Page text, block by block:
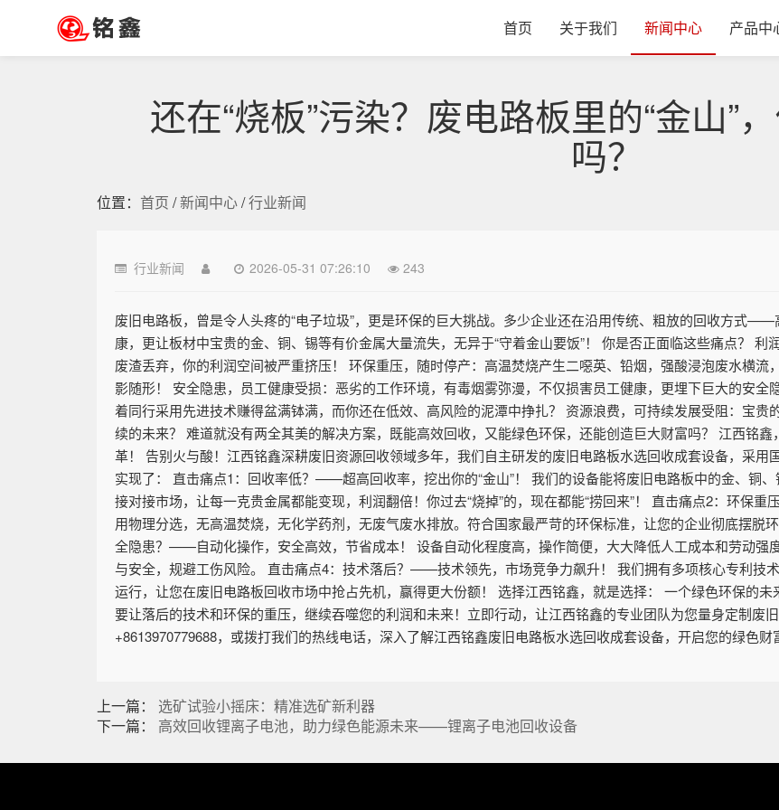
首页 关于我们 新闻中心 产品中
还在“烧板”污染？废电路板里的“金山”
吗？
位置： 首页 /新闻中心/行业新闻
行业新闻 2026-05-31 07:26:10 243
废旧电路板，曾是令人头疼的“电子垃圾”，更是环保的巨大挑战。多少企业还在沿用传统、粗放的回收方式
康，更让板材中宝贵的金、铜、锡等有价金属大量流失，无异于“守着金山要饭”！ 你是否正面临这些痛点？ 利
废渣丢弃，你的利润空间被严重挤压！ 环保重压，随时停产：高温焚烧产生二噁英、铅烟，强酸浸泡废水横
影随形！ 安全隐患，员工健康受损：恶劣的工作环境，有毒烟雾弥漫，不仅损害员工健康，更埋下巨大的安
着同行采用先进技术赚得盆满钵满，而你还在低效、高风险的泥潭中挣扎？ 资源浪费，可持续发展受阻：宝
续的未来？ 难道就没有两全其美的解决方案，既能高效回收，又能绿色环保，还能创造巨大财富吗？ 江西铭
革！ 告别火与酸！江西铭鑫深耕废旧资源回收领域多年，我们自主研发的废旧电路板水选回收成套设备，采
实现了： 直击痛点1：回收率低？——超高回收率，挖出你的“金山”！ 我们的设备能将废旧电路板中的金、铜
接对接市场，让每一克贵金属都能变现，利润翻倍！你过去“烧掉”的，现在都能“捞回来”！ 直击痛点2：环保
用物理分选，无高温焚烧，无化学药剂，无废气废水排放。符合国家最严苛的环保标准，让您的企业彻底摆脱
全隐患？——自动化操作，安全高效，节省成本！ 设备自动化程度高，操作简便，大大降低人工成本和劳动强
与安全，规避工伤风险。 直击痛点4：技术落后？——技术领先，市场竞争力飙升！ 我们拥有多项核心专利技
运行，让您在废旧电路板回收市场中抢占先机，赢得更大份额！ 选择江西铭鑫，就是选择： 一个绿色环保的
要让落后的技术和环保的重压，继续吞噬您的利润和未来！立即行动，让江西铭鑫的专业团队为您量身定制废
+8613970779688，或拨打我们的热线电话，深入了解江西铭鑫废旧电路板水选回收成套设备，开启您的绿色财
上一篇： 选矿试验小摇床：精准选矿新利器
下一篇： 高效回收锂离子电池，助力绿色能源未来——锂离子电池回收设备